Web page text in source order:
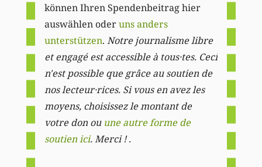
können Ihren Spendenbeitrag hier
auswählen oderuns anders
unterstützen. Notre journalisme libre
et engagé est accessible à tous·tes. Ceci
n'est possible que grâce au soutien de
nos lecteur·rices. Si vous en avez les
moyens, choisissez le montant de
votre don ou une autre forme de
soutien ici. Merci ! .